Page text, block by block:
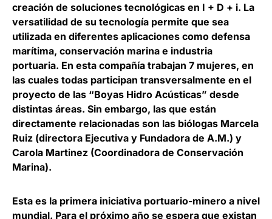
creación de soluciones tecnológicas en I + D + i. La
versatilidad de su tecnología permite que sea
utilizada en diferentes aplicaciones como defensa
marítima, conservación marina e industria
portuaria. En esta compañía trabajan 7 mujeres, en
las cuales todas participan transversalmente en el
proyecto de las “Boyas Hidro Acústicas” desde
distintas áreas. Sin embargo, las que están
directamente relacionadas son las biólogas Marcela
Ruiz (directora Ejecutiva y Fundadora de A.M.) y
Carola Martinez (Coordinadora de Conservación
Marina).
Esta es la primera iniciativa portuario-minero a nivel
mundial. Para el próximo año se espera que existan